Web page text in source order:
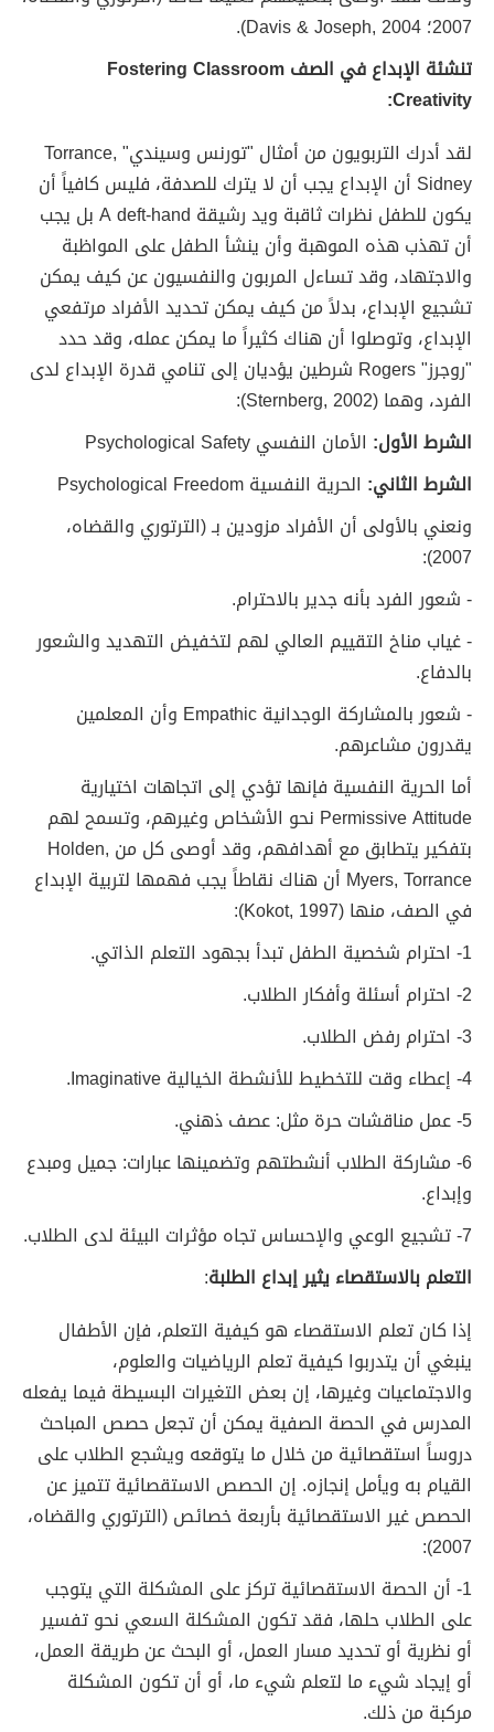
2007؛ Davis & Joseph, 2004).
تنشئة الإبداع في الصف Fostering Classroom
Creativity:
لقد أدرك التربويون من أمثال "تورنس وسيندي" Torrance,
Sidney أن الإبداع يجب أن لا يترك للصدفة، فليس كافياً أن
يكون للطفل نظرات ثاقبة ويد رشيقة A deft-hand بل يجب
أن تهذب هذه الموهبة وأن ينشأ الطفل على المواظبة
والاجتهاد، وقد تساءل المربون والنفسيون عن كيف يمكن
تشجيع الإبداع، بدلاً من كيف يمكن تحديد الأفراد مرتفعي
الإبداع، وتوصلوا أن هناك كثيراً ما يمكن عمله، وقد حدد
"روجرز" Rogers شرطين يؤديان إلى تنامي قدرة الإبداع لدى
الفرد، وهما (Sternberg, 2002):
الشرط الأول: الأمان النفسي Psychological Safety
الشرط الثاني: الحرية النفسية Psychological Freedom
ونعني بالأولى أن الأفراد مزودين بـ (الترتوري والقضاه،
2007):
- شعور الفرد بأنه جدير بالاحترام.
- غياب مناخ التقييم العالي لهم لتخفيض التهديد والشعور
بالدفاع.
- شعور بالمشاركة الوجدانية Empathic وأن المعلمين
يقدرون مشاعرهم.
أما الحرية النفسية فإنها تؤدي إلى اتجاهات اختيارية
Permissive Attitude نحو الأشخاص وغيرهم، وتسمح لهم
بتفكير يتطابق مع أهدافهم، وقد أوصى كل من Holden,
Myers, Torrance أن هناك نقاطاً يجب فهمها لتربية الإبداع
في الصف، منها (Kokot, 1997):
1- احترام شخصية الطفل تبدأ بجهود التعلم الذاتي.
2- احترام أسئلة وأفكار الطلاب.
3- احترام رفض الطلاب.
4- إعطاء وقت للتخطيط للأنشطة الخيالية Imaginative.
5- عمل مناقشات حرة مثل: عصف ذهني.
6- مشاركة الطلاب أنشطتهم وتضمينها عبارات: جميل ومبدع
وإبداع.
7- تشجيع الوعي والإحساس تجاه مؤثرات البيئة لدى الطلاب.
التعلم بالاستقصاء يثير إبداع الطلبة:
إذا كان تعلم الاستقصاء هو كيفية التعلم، فإن الأطفال
ينبغي أن يتدربوا كيفية تعلم الرياضيات والعلوم،
والاجتماعيات وغيرها، إن بعض التغيرات البسيطة فيما يفعله
المدرس في الحصة الصفية يمكن أن تجعل حصص المباحث
دروساً استقصائية من خلال ما يتوقعه ويشجع الطلاب على
القيام به ويأمل إنجازه. إن الحصص الاستقصائية تتميز عن
الحصص غير الاستقصائية بأربعة خصائص (الترتوري والقضاه،
2007):
1- أن الحصة الاستقصائية تركز على المشكلة التي يتوجب
على الطلاب حلها، فقد تكون المشكلة السعي نحو تفسير
أو نظرية أو تحديد مسار العمل، أو البحث عن طريقة العمل،
أو إيجاد شيء ما لتعلم شيء ما، أو أن تكون المشكلة
مركبة من ذلك.